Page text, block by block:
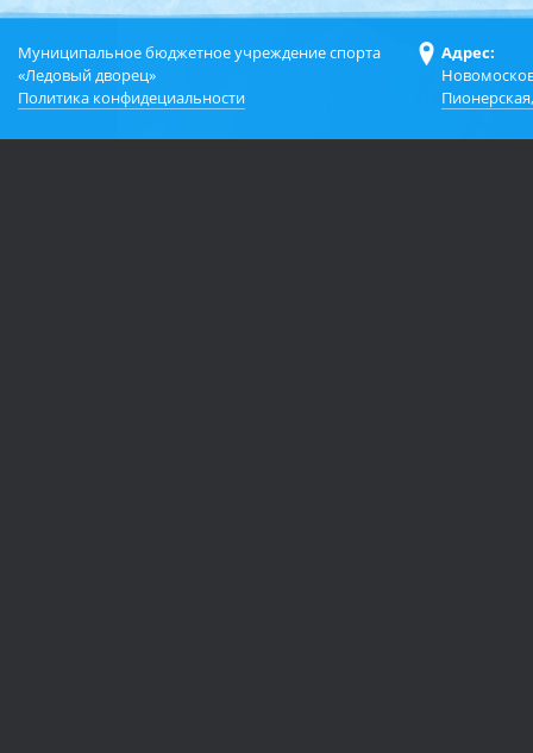
Муниципальное бюджетное учреждение спорта
«Ледовый дворец»
Политика конфидециальности
Адрес: